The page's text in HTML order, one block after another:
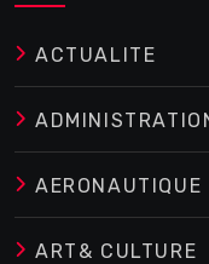
ACTUALITE
AERONAUTIQUE
ART& CULTURE